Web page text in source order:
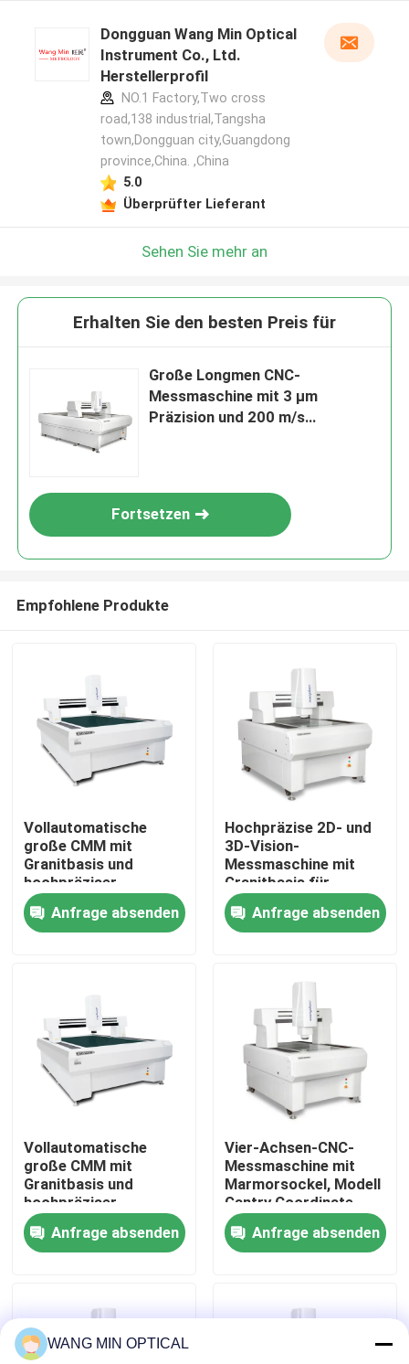
Zu Hause
Produkte
Werksbesichtigung
Kontakt mit uns
Neuigkeiten
Cnc-Visions-Messmaschine
Dongguan Wang Min Optical
Instrument Co., Ltd.
Herstellerprofil
NO.1 Factory,Two cross
road,138 industrial,Tangsha
town,Dongguan city,Guangdong
province,China. ,China
5.0
Überprüfter Lieferant
Sehen Sie mehr an
Erhalten Sie den besten Preis für
Große Longmen CNC-
Messmaschine mit 3 µm
Präzision und 200 m/s
Fortsetzen
Empfohlene Produkte
Vollautomatische
große CMM mit
Granitbasis und
hochpräziser
optischer
Messmaschine
Anfrage absenden
Hochpräzise 2D- und
3D-Vision-
Messmaschine mit
Granitbasis für
Präzisionsteile
Anfrage absenden
Vollautomatische
große CMM mit
Granitbasis und
hochpräziser
optischer
Messmaschine
Anfrage absenden
Vier-Achsen-CNC-
Messmaschine mit
Marmorsockel, Modell
Gantry Coordinate
Measuring Machine
5040 für Elektronik
und Kunststoffe
Anfrage absenden
WANG MIN OPTICAL